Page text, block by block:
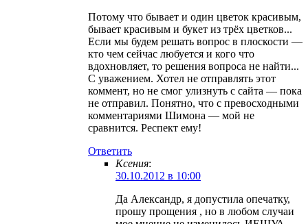
Потому что бывает и один цветок красивым,
бывает красивым и букет из трёх цветков...
Если мы будем решать вопрос в плоскости —
кто чем сейчас любуется и кого что
вдохновляет, то решения вопроса не найти...
С уважением. Хотел не отправлять этот
коммент, но не смог улизнуть с сайта — пока
не отправил. Понятно, что с превосходными
комментариями Шимона — мой не
сравнится. Респект ему!
Ответить
Ксения:
30.10.2012 в 10:00
Да Александр, я допустила опечатку,
прошу прощения , но в любом случаи